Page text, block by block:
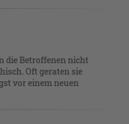
die Betroffenen nicht
Oft geraten sie
vor einem neuen